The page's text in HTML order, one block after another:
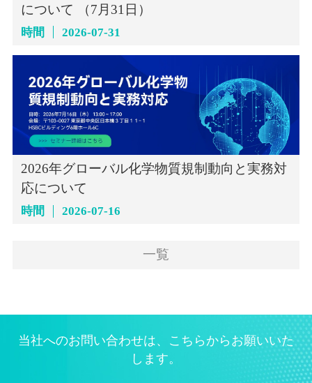
について （7月31日）
時間 2026-07-31
2026年グローバル化学物質規制動向と実務対
応について
時間 2026-07-16
一覧
当社へのお問い合わせは、こちらからお願いいた
します。